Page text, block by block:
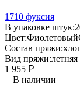
1710 фуксия
В упаковке штук:
Цвет:Фиолетовый
Состав пряжи:
Вид пряжи:летняя
1 955 Р
В наличии